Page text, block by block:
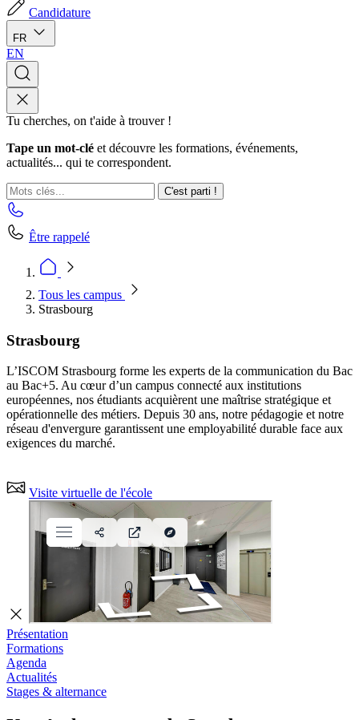
Candidature
FR
EN
Tu cherches, on t'aide à trouver !
Tape un mot-clé et découvre les formations, événements,
actualités... qui te correspondent.
C'est parti !
Être rappelé
Tous les campus
Strasbourg
Strasbourg
L’ISCOM Strasbourg forme les experts de la communication du Bac
au Bac+5. Au cœur d’un campus connecté aux institutions
européennes, nos étudiants acquièrent une maîtrise stratégique et
opérationnelle des métiers. Depuis 30 ans, notre pédagogie et notre
réseau d'envergure garantissent une employabilité durable face aux
exigences du marché.
Visite virtuelle de l'école
Présentation
Formations
Agenda
Actualités
Stages & alternance